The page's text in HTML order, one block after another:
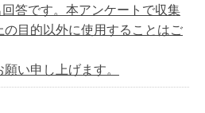
答です。本アンケートで収集
の目的以外に使用することはご
い申し上げます。